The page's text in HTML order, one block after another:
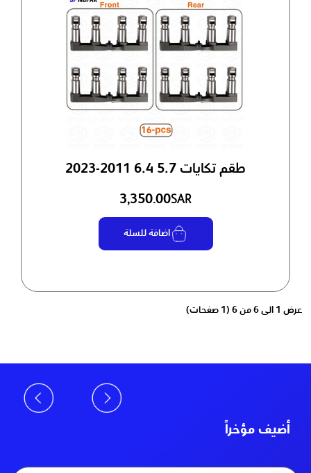
طقم تكايات 5.7 6.4 2011-2023
3,350.00SAR
اضافة للسلة
عرض 1 الى 6 من 6 (1 صفحات)
أضيف مؤخراً